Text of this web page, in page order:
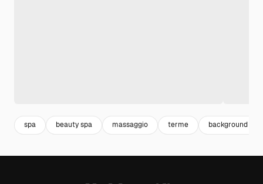
spa beauty spa massaggio terme background